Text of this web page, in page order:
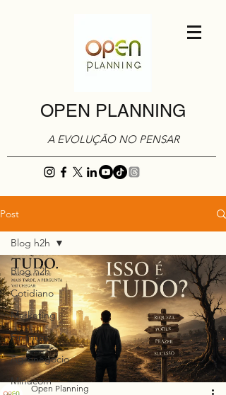
OPEN PLANNING
A EVOLUÇÃO NO PENSAR
Post
Blog h2h
Cotidiano
Marketing
Finanças
Agronegócio
Minucom
Blog h2h
Open Planning